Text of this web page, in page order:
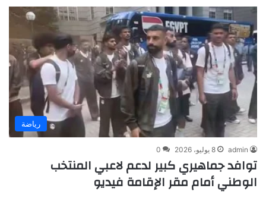
رياضة
admin 8 يوليو، 2026 0
توافد جماهيري كبير لدعم لاعبي المنتخب
الوطني أمام مقر الإقامة فيديو